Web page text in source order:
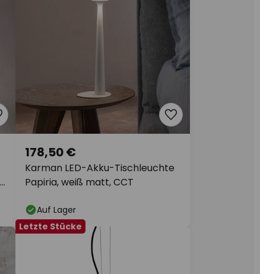
Karman LED-Akku-Tischleuchte
Papiria, weiß matt, CCT
178,50 €
Auf Lager
Letzte Stücke